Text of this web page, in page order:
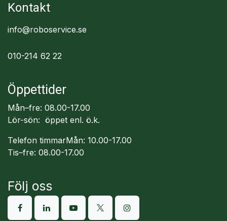
Kontakt
info@roboservice.se
010-214 62 22
Öppettider
Mån–fre: 08.00-17.00
Lör-sön: öppet enl. ö.k.
Telefon timmarMån: 10.00-17.00
Tis–fre: 08.00-17.00
Följ oss